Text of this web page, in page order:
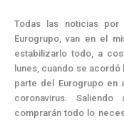
Todas las noticias por
Eurogrupo, van en el
estabilizarlo todo, a
lunes, cuando se
parte del Eurogrupo en
coronavirus.
comprarán todo lo